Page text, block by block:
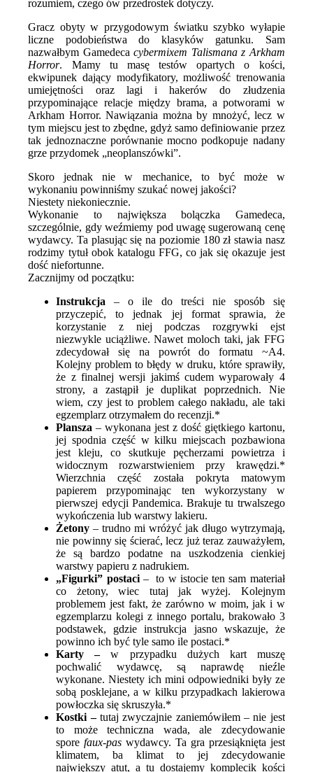
rozumiem, czego ów przedrostek dotyczy.
Gracz obyty w przygodowym światku szybko wyłapie
liczne podobieństwa do klasyków gatunku. Sam
nazwałbym Gamedecacybermixem Talismana z Arkham
Horror. Mamy tu masę testów opartych o kości,
ekwipunek dający modyfikatory, możliwość trenowania
umiejętności oraz lagi i hakerów do złudzenia
przypominające relacje między brama, a potworami w
Arkham Horror. Nawiązania można by mnożyć, lecz w
tym miejscu jest to zbędne, gdyż samo definiowanie przez
tak jednoznaczne porównanie mocno podkopuje nadany
grze przydomek „neoplanszówki”.
Skoro jednak nie w mechanice, to być może w
wykonaniu powinniśmy szukać nowej jakości?
Niestety niekoniecznie.
Wykonanie to największa bolączka Gamedeca,
szczególnie, gdy weźmiemy pod uwagę sugerowaną cenę
wydawcy. Ta plasując się na poziomie 180 zł stawia nasz
rodzimy tytuł obok katalogu FFG, co jak się okazuje jest
dość niefortunne.
Zacznijmy od początku:
Instrukcja – o ile do treści nie sposób się
przyczepić, to jednak jej format sprawia, że
korzystanie z niej podczas rozgrywki ejst
niezwykle uciążliwe. Nawet moloch taki, jak FFG
zdecydował się na powrót do formatu ~A4.
Kolejny problem to błędy w druku, które sprawiły,
że z finalnej wersji jakimś cudem wyparowały 4
strony, a zastąpił je duplikat poprzednich. Nie
wiem, czy jest to problem całego nakładu, ale taki
egzemplarz otrzymałem do recenzji.*
Plansza – wykonana jest z dość giętkiego kartonu,
jej spodnia część w kilku miejscach pozbawiona
jest kleju, co skutkuje pęcherzami powietrza i
widocznym rozwarstwieniem przy krawędzi.*
Wierzchnia część została pokryta matowym
papierem przypominając ten wykorzystany w
pierwszej edycji Pandemica. Brakuje tu trwalszego
wykończenia lub warstwy lakieru.
Żetony – trudno mi wróżyć jak długo wytrzymają,
nie powinny się ścierać, lecz już teraz zauważyłem,
że są bardzo podatne na uszkodzenia cienkiej
warstwy papieru z nadrukiem.
„Figurki” postaci– to w istocie ten sam materiał
co żetony, wiec tutaj jak wyżej. Kolejnym
problemem jest fakt, że zarówno w moim, jak i w
egzemplarzu kolegi z innego portalu, brakowało 3
podstawek, gdzie instrukcja jasno wskazuje, że
powinno ich być tyle samo ile postaci.*
Karty –w przypadku dużych kart muszę
pochwalić wydawcę, są naprawdę nieźle
wykonane. Niestety ich mini odpowiedniki były ze
sobą posklejane, a w kilku przypadkach lakierowa
powłoczka się skruszyła.*
Kostki –tutaj zwyczajnie zaniemówiłem – nie jest
to może techniczna wada, ale zdecydowanie
sporefaux-paswydawcy. Ta gra przesiąknięta jest
klimatem, ba klimat to jej zdecydowanie
największy atut, a tu dostajemy komplecik kości